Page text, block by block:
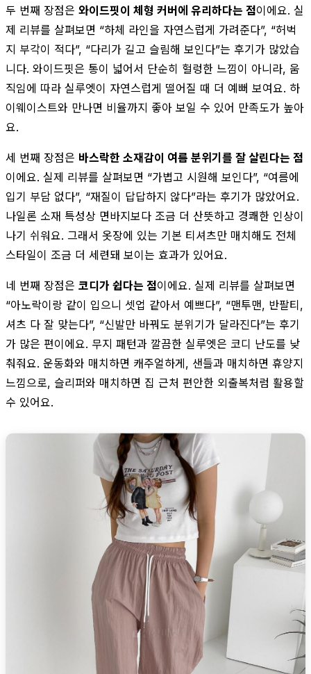
두 번째 장점은 와이드핏이 체형 커버에 유리하다는 점이에요. 실
제 리뷰를 살펴보면 “하체 라인을 자연스럽게 가려준다”, “허벅
지 부각이 적다”, “다리가 길고 슬림해 보인다”는 후기가 많았습
니다. 와이드핏은 통이 넓어서 단순히 헐렁한 느낌이 아니라, 움
직임에 따라 실루엣이 자연스럽게 떨어질 때 더 예뻐 보여요. 하
이웨이스트와 만나면 비율까지 좋아 보일 수 있어 만족도가 높아
요.
세 번째 장점은 바스락한 소재감이 여름 분위기를 잘 살린다는 점
이에요. 실제 리뷰를 살펴보면 “가볍고 시원해 보인다”, “여름에
입기 부담 없다”, “재질이 답답하지 않다”라는 후기가 많았어요.
나일론 소재 특성상 면바지보다 조금 더 산뜻하고 경쾌한 인상이
나기 쉬워요. 그래서 옷장에 있는 기본 티셔츠만 매치해도 전체
스타일이 조금 더 세련돼 보이는 효과가 있어요.
네 번째 장점은 코디가 쉽다는 점이에요. 실제 리뷰를 살펴보면
“아노락이랑 같이 입으니 셋업 같아서 예쁘다”, “맨투맨, 반팔티,
셔츠 다 잘 맞는다”, “신발만 바꿔도 분위기가 달라진다”는 후기
가 많은 편이에요. 무지 패턴과 깔끔한 실루엣은 코디 난도를 낮
춰줘요. 운동화와 매치하면 캐주얼하게, 샌들과 매치하면 휴양지
느낌으로, 슬리퍼와 매치하면 집 근처 편안한 외출복처럼 활용할
수 있어요.